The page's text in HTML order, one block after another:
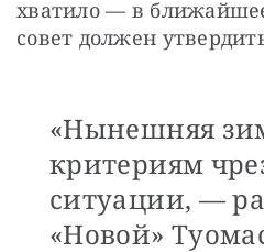
хватило — в
совет должен
«Нынешняя
критериям
ситуации, —
«Новой»